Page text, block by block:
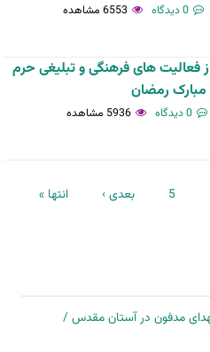
0 دیدگاه 6553 مشاهده
فعالیت های فرهنگی و تبلیغی حرم
مبارک رمضان
0 دیدگاه 5936 مشاهده
5 بعدی › انتها »
مدفون در آستان مقدس /